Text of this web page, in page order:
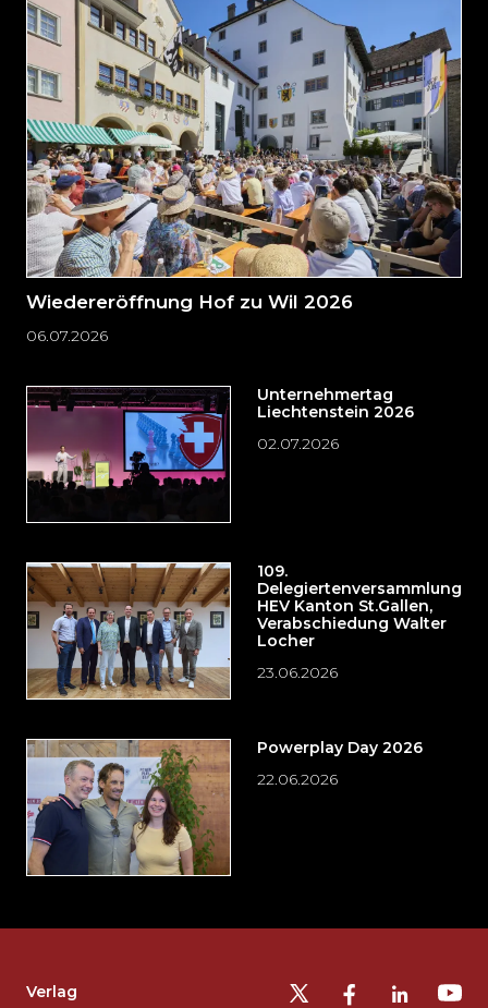
direkt
zum
Seitenende
springen?
Wiedereröffnung Hof zu Wil 2026
06.07.2026
Unternehmertag
Liechtenstein 2026
02.07.2026
109.
Delegiertenversammlung
HEV Kanton St.Gallen,
Verabschiedung Walter
Locher
23.06.2026
Powerplay Day 2026
22.06.2026
auslassen
Verlag